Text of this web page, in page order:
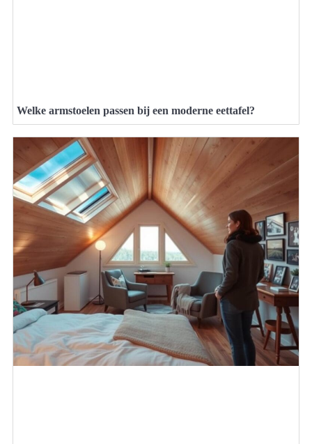
Welke armstoelen passen bij een moderne eettafel?